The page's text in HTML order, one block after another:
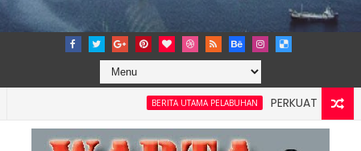
BERITA UTAMA PELABUHAN
PERKUAT TATA KELOLA
4: Pelindo Jasa Maritim Dengar Keluhan dan Kebutuhan